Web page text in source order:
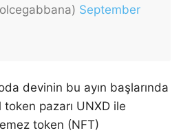
September
devinin bu ayın başlarında
pazarı UNXD ile
token (NFT)